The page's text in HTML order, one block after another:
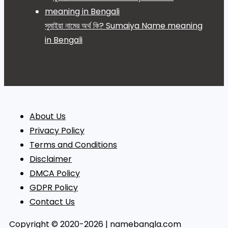
সুমাইয়া নামের অর্থ কি? Sumaiya Name meaning
in Bengali
About Us
Privacy Policy
Terms and Conditions
Disclaimer
DMCA Policy
GDPR Policy
Contact Us
Copyright © 2020-2026 | namebangla.com